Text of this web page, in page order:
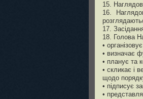
15.
16.
17.
18. Голова
•
• визначає
• планує та
• скликає і
щодо
• підписує
•